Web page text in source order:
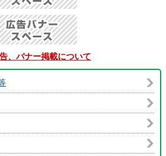
、バナー掲載について